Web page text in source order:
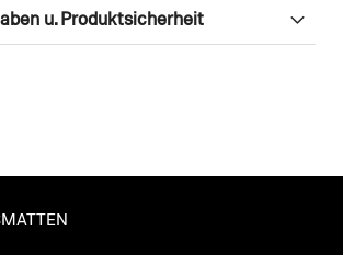
u. Produktsicherheit